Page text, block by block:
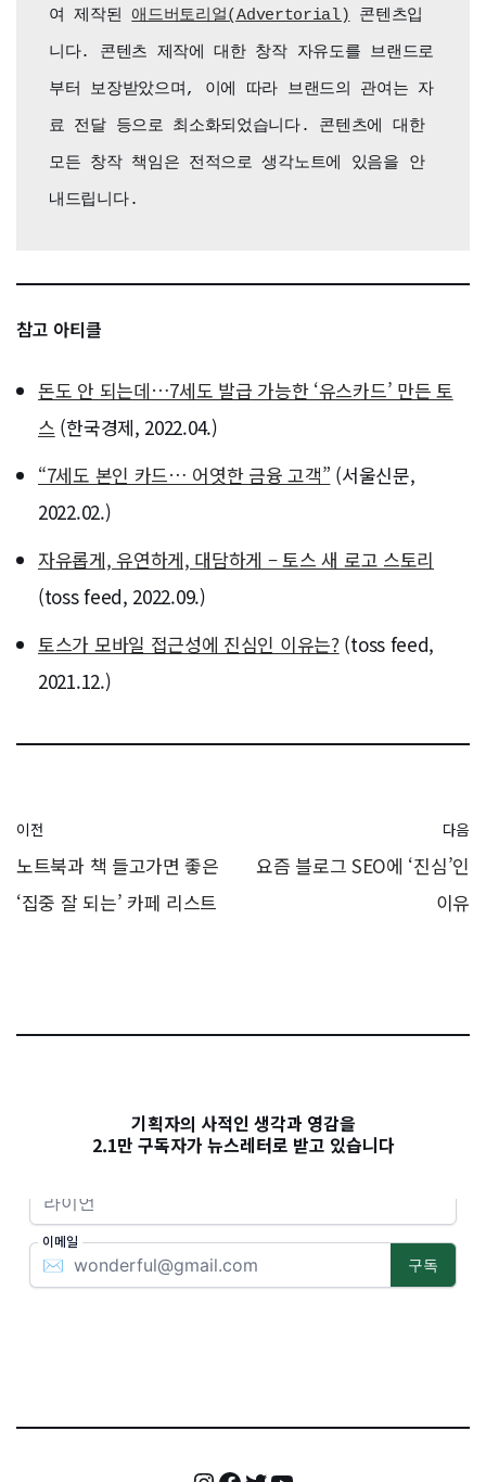
여 제작된 애드버토리얼(Advertorial) 콘텐츠입
니다. 콘텐츠 제작에 대한 창작 자유도를 브랜드로
부터 보장받았으며, 이에 따라 브랜드의 관여는 자
료 전달 등으로 최소화되었습니다. 콘텐츠에 대한
모든 창작 책임은 전적으로 생각노트에 있음을 안
내드립니다.
참고 아티클
돈도 안 되는데…7세도 발급 가능한 ‘유스카드’ 만든 토
스 (한국경제, 2022.04.)
“7세도 본인 카드… 어엿한 금융 고객” (서울신문,
2022.02.)
자유롭게, 유연하게, 대담하게 – 토스 새 로고 스토리
(toss feed, 2022.09.)
토스가 모바일 접근성에 진심인 이유는? (toss feed,
2021.12.)
이전
노트북과 책 들고가면 좋은
‘집중 잘 되는’ 카페 리스트
다음
요즘 블로그 SEO에 ‘진심’인
이유
기획자의 사적인 생각과 영감을
2.1만 구독자가 뉴스레터로 받고 있습니다